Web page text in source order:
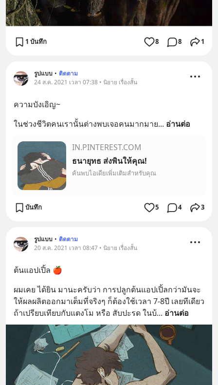
1 บันทึก 8 8 1
รูปแบบ • ติดตาม
24 ส.ค. 2021 เวลา 07:38 • นิยาย เรื่องสั้น
ความบังเอิญ~
ในช่วงชีวิตคนเรานั้นต่างพบเจอคนมากมาย... อ่านต่อ
IN.PINTEREST.COM
ธนายุทธ ส่งพินให้คุณ!
ค้นพบไอเดียเพิ่มเติมสำหรับคุณ
บันทึก 5 4 3
รูปแบบ • ติดตาม
20 ส.ค. 2021 เวลา 08:47 • นิยาย เรื่องสั้น
ต้นแอปเปิ้ล 🍎
ผมเคย ได้ยิน มานะครับว่า การปลูกต้นแอปเปิ้ลกว่ามันจะ
ให้ผลผลิตออกมาเต็มที่จริงๆ ก็ต้องใช้เวลา 7-8ปี เลยทีเดียว
ถ้าเปรียบเทียบกับแตงโม หรือ สับปะรด ในบ้... อ่านต่อ